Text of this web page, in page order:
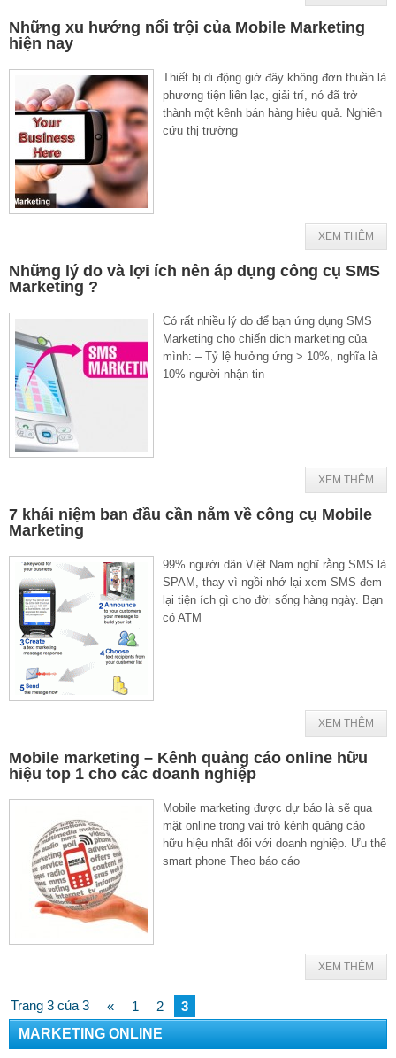
Những xu hướng nổi trội của Mobile Marketing
hiện nay
Thiết bị di động giờ đây không đơn thuần là
phương tiện liên lạc, giải trí, nó đã trở
thành một kênh bán hàng hiệu quả. Nghiên
cứu thị trường
XEM THÊM
Những lý do và lợi ích nên áp dụng công cụ SMS
Marketing ?
Có rất nhiều lý do để bạn ứng dụng SMS
Marketing cho chiến dịch marketing của
mình: – Tỷ lệ hưởng ứng > 10%, nghĩa là
10% người nhận tin
XEM THÊM
7 khái niệm ban đầu cần nắm về công cụ Mobile
Marketing
99% người dân Việt Nam nghĩ rằng SMS là
SPAM, thay vì ngồi nhớ lại xem SMS đem
lại tiện ích gì cho đời sống hàng ngày. Bạn
có ATM
XEM THÊM
Mobile marketing – Kênh quảng cáo online hữu
hiệu top 1 cho các doanh nghiệp
Mobile marketing được dự báo là sẽ qua
mặt online trong vai trò kênh quảng cáo
hữu hiệu nhất đối với doanh nghiệp. Ưu thế
smart phone Theo báo cáo
XEM THÊM
Trang 3 của 3 « 1 2
3
MARKETING ONLINE